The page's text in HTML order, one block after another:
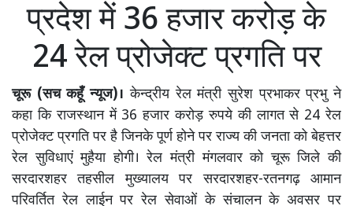
प्रदेश में 36 हजार करोड़ के
24 रेल प्रोजेक्ट प्रगति पर
चूरू (सच कहूँ न्यूज)। केन्द्रीय रेल मंत्री सुरेश प्रभाकर प्रभु ने
कहा कि राजस्थान में 36 हजार करोड़ रुपये की लागत से 24 रेल
प्रोजेक्ट प्रगति पर है जिनके पूर्ण होने पर राज्य की जनता को बेहत्तर
रेल सुविधाएं मुहैया होगी। रेल मंत्री मंगलवार को चूरू जिले की
सरदारशहर तहसील मुख्यालय पर सरदारशहर-रतनगढ़ आमान
परिवर्तित रेल लाईन पर रेल सेवाओं के संचालन के अवसर पर